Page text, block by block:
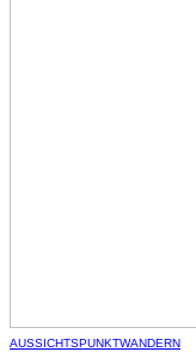
AUSSICHTSPUNKTWANDERN